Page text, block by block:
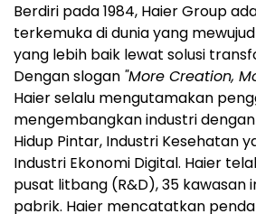
Berdiri pada 1984, Haier Group
terkemuka di dunia yang
yang lebih baik lewat solusi
Dengan slogan "More Creation,
Haier selalu mengutamakan
mengembangkan industri
Hidup Pintar, Industri Kesehatan
Industri Ekonomi Digital. Haier
pusat litbang (R&D), 35 kawasan
pabrik. Haier mencatatkan